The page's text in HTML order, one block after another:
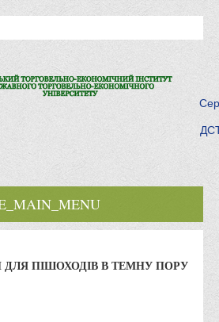
ДЛЯ ПІШОХОДІВ В ТЕМНУ ПОРУ